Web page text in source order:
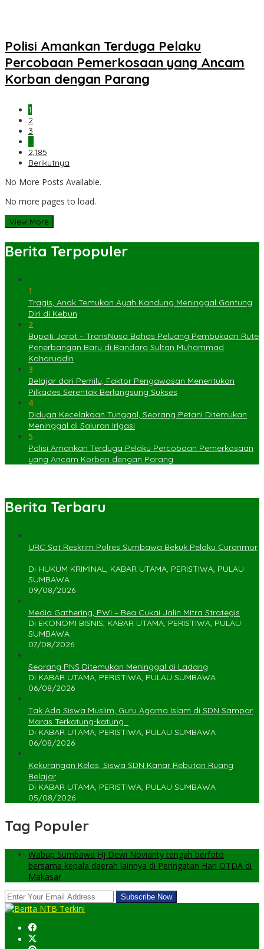
Polisi Amankan Terduga Pelaku
Percobaan Pemerkosaan yang Ancam
Korban dengan Parang
1
2
3
…
2,185
Berikutnya
No More Posts Available.
No more pages to load.
View More
Berita Terpopuler
1
Tragis, Anak Temukan Ayah Kandung Meninggal Gantung
Diri di Kebun
2
Bupati Jarot – TransNusa Bahas Peluang Pembukaan Rute
Penerbangan Baru di Bandara Sultan Muhammad
Kaharuddin
3
Belajar dari Pemilu, Faktor Pengawasan Menentukan
Pilkades Serentak Berlangsung Sukses
4
Diduga Kecelakaan Tunggal, Seorang Petani Ditemukan
Meninggal di Saluran Irigasi
5
Polisi Amankan Terduga Pelaku Percobaan Pemerkosaan
yang Ancam Korban dengan Parang
Berita Terbaru
URC Sat Reskrim Polres Sumbawa Bekuk Pelaku Curanmor
Di HUKUM KRIMINAL, KABAR UTAMA, PERISTIWA, PULAU
SUMBAWA
09/08/2026
Media Gathering, PWI – Bea Cukai Jalin Mitra Strategis
Di EKONOMI BISNIS, KABAR UTAMA, PERISTIWA, PULAU
SUMBAWA
07/08/2026
Seorang PNS Ditemukan Meninggal di Ladang
Di KABAR UTAMA, PERISTIWA, PULAU SUMBAWA
06/08/2026
Tak Ada Siswa Muslim, Guru Agama Islam di SDN Sampar
Maras Terkatung-katung ‎
Di KABAR UTAMA, PERISTIWA, PULAU SUMBAWA
06/08/2026
Kekurangan Kelas, Siswa SDN Kanar Rebutan Ruang
Belajar
Di KABAR UTAMA, PERISTIWA, PULAU SUMBAWA
05/08/2026
Tag Populer
Wabup Sumbawa Hj Dewi Novianty tengah berfoto
bersama kepala daerah lainnya di Peringatan Hari OTDA di
Makasar